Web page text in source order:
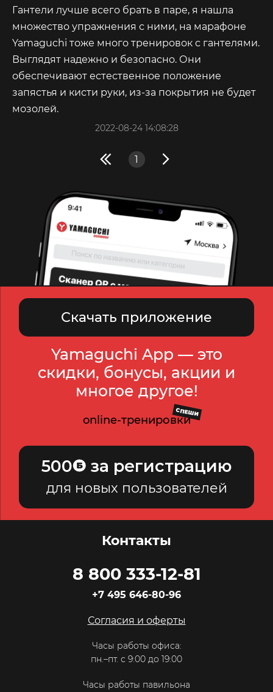
Гантели лучше всего брать в паре, я нашла
множество упражнения с ними, на марафоне
Yamaguchi тоже много тренировок с гантелями.
Выглядят надежно и безопасно. Они
обеспечивают естественное положение
запястья и кисти руки, из-за покрытия не будет
мозолей.
2022-08-24 14:08:28
1
Скачать приложение
Yamaguchi App — это
скидки, бонусы, акции и
многое другое!
online-тренировки
СПЕШИ
500 за регистрацию
для новых пользователей
Контакты
8 800 333-12-81
+7 495 646-80-96
Согласия и оферты
Часы работы офиса:
пн.–пт. с 9:00 до 19:00
Часы работы павильона